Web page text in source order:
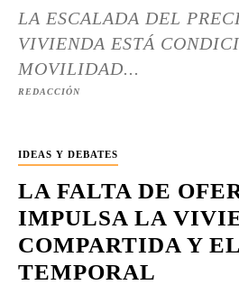
LA ESCALADA DEL
VIVIENDA ESTÁ
MOVILIDAD...
REDACCIÓN
IDEAS Y DEBATES
LA FALTA DE
IMPULSA LA
COMPARTIDA Y
TEMPORAL